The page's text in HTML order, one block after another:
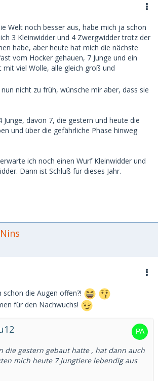
Welt noch besser aus, habe mich ja schon
3 Kleinwidder und 4 Zwergwidder trotz der
habe, aber heute hat mich die nächste
vom Hocker gehauen, 7 Junge und ein
mit viel Wolle, alle gleich groß und
nicht zu früh, wünsche mir aber, dass sie
Junge, davon 7, die gestern und heute die
und über die gefährliche Phase hinweg
ich noch einen Wurf Kleinwidder und
Dann ist Schluß für dieses Jahr.
die Augen offen?!
für den Nachwuchs!
die gestern gebaut hatte , hat dann auch
mich heute 7 Jungtiere lebendig aus